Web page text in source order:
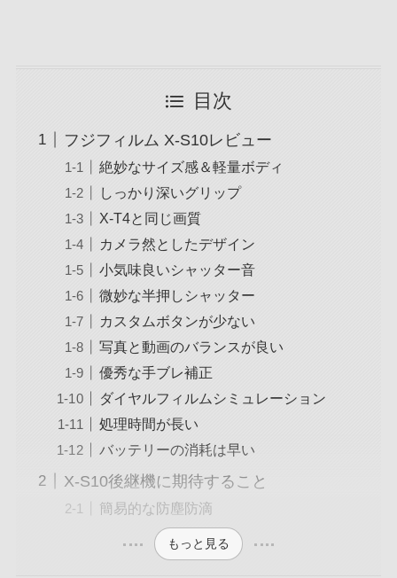
目次
フジフィルム X-S10レビュー
絶妙なサイズ感＆軽量ボディ
しっかり深いグリップ
X-T4と同じ画質
カメラ然としたデザイン
小気味良いシャッター音
微妙な半押しシャッター
カスタムボタンが少ない
写真と動画のバランスが良い
優秀な手ブレ補正
ダイヤルフィルムシミュレーション
処理時間が長い
バッテリーの消耗は早い
X-S10後継機に期待すること
簡易的な防塵防滴
もっと見る